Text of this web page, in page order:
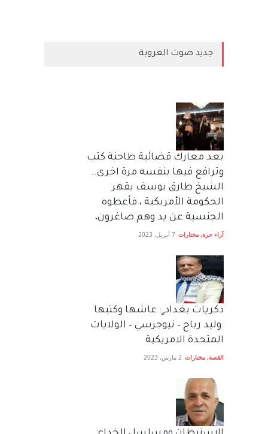
جديد صوت العروبة
بعد معارك قضائية طاحنة كتب
وترافع فيها بنفسه مرة اخرى..
الشيخ طارق يوسف يقهر
الحكومة الأمريكية ، فأعطوه
الجنسية عن يد وهم صاغرون،
آراء حرة, مختارات 7 أبريل، 2023
دكريات بغداد ٍ: عاشها وكتبها
:وليد رباح – نيوجرسي – الولايات
المتحدة الامريكية
القصة, مختارات 2 مارس، 2023